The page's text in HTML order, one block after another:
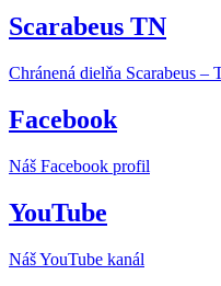
Scarabeus TN
Chránená dielňa Scarabeus –
Facebook
Náš Facebook profil
YouTube
Náš YouTube kanál